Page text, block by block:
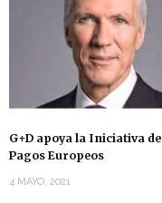
G+D apoya la Iniciativa de
Pagos Europeos
4 MAYO, 2021